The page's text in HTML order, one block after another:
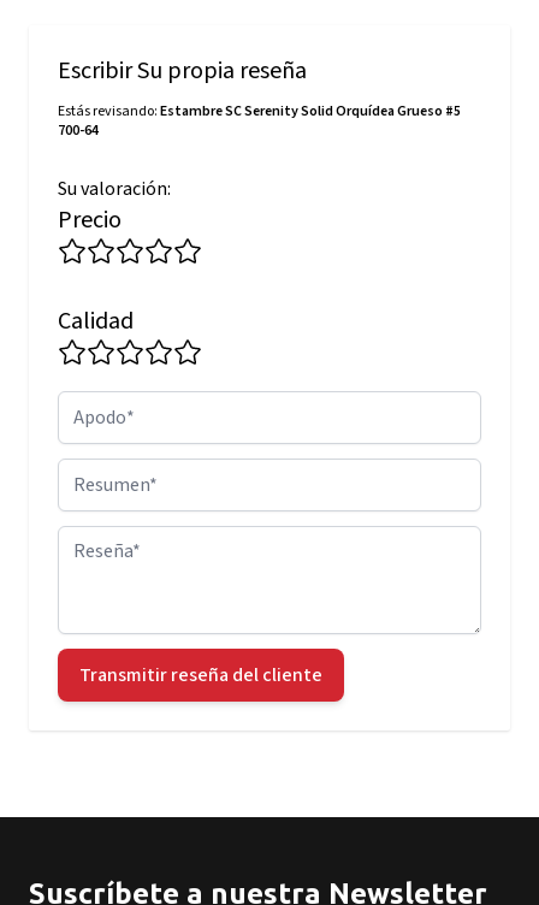
Escribir Su propia reseña
Estás revisando:Estambre SC Serenity Solid Orquídea Grueso #5
700-64
Su valoración:
Precio
Calidad
Apodo
Resumen
Reseña
Transmitir reseña del cliente
Suscríbete a nuestra Newsletter